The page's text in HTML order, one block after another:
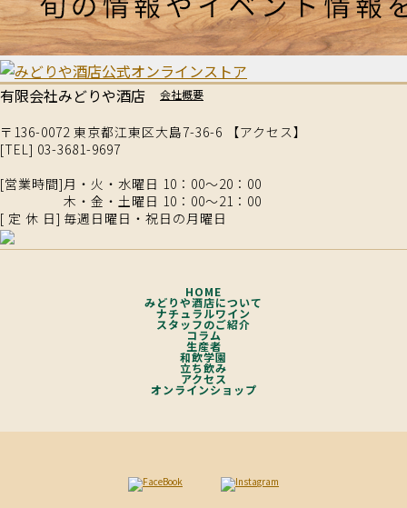
有限会社みどりや酒店 会社概要
〒136-0072 東京都江東区大島7-36-6 【アクセス】
[TEL] 03-3681-9697
[営業時間]月・火・水曜日 10：00～20：00
木・金・土曜日 10：00～21：00
[ 定 休 日] 毎週日曜日・祝日の月曜日
HOME
みどりや酒店について
ナチュラルワイン
スタッフのご紹介
コラム
生産者
和飲学園
立ち飲み
アクセス
オンラインショップ